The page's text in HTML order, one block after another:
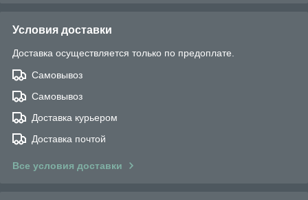
Условия доставки
Доставка осуществляется только по предоплате.
Самовывоз
Самовывоз
Доставка курьером
Доставка почтой
Все условия доставки